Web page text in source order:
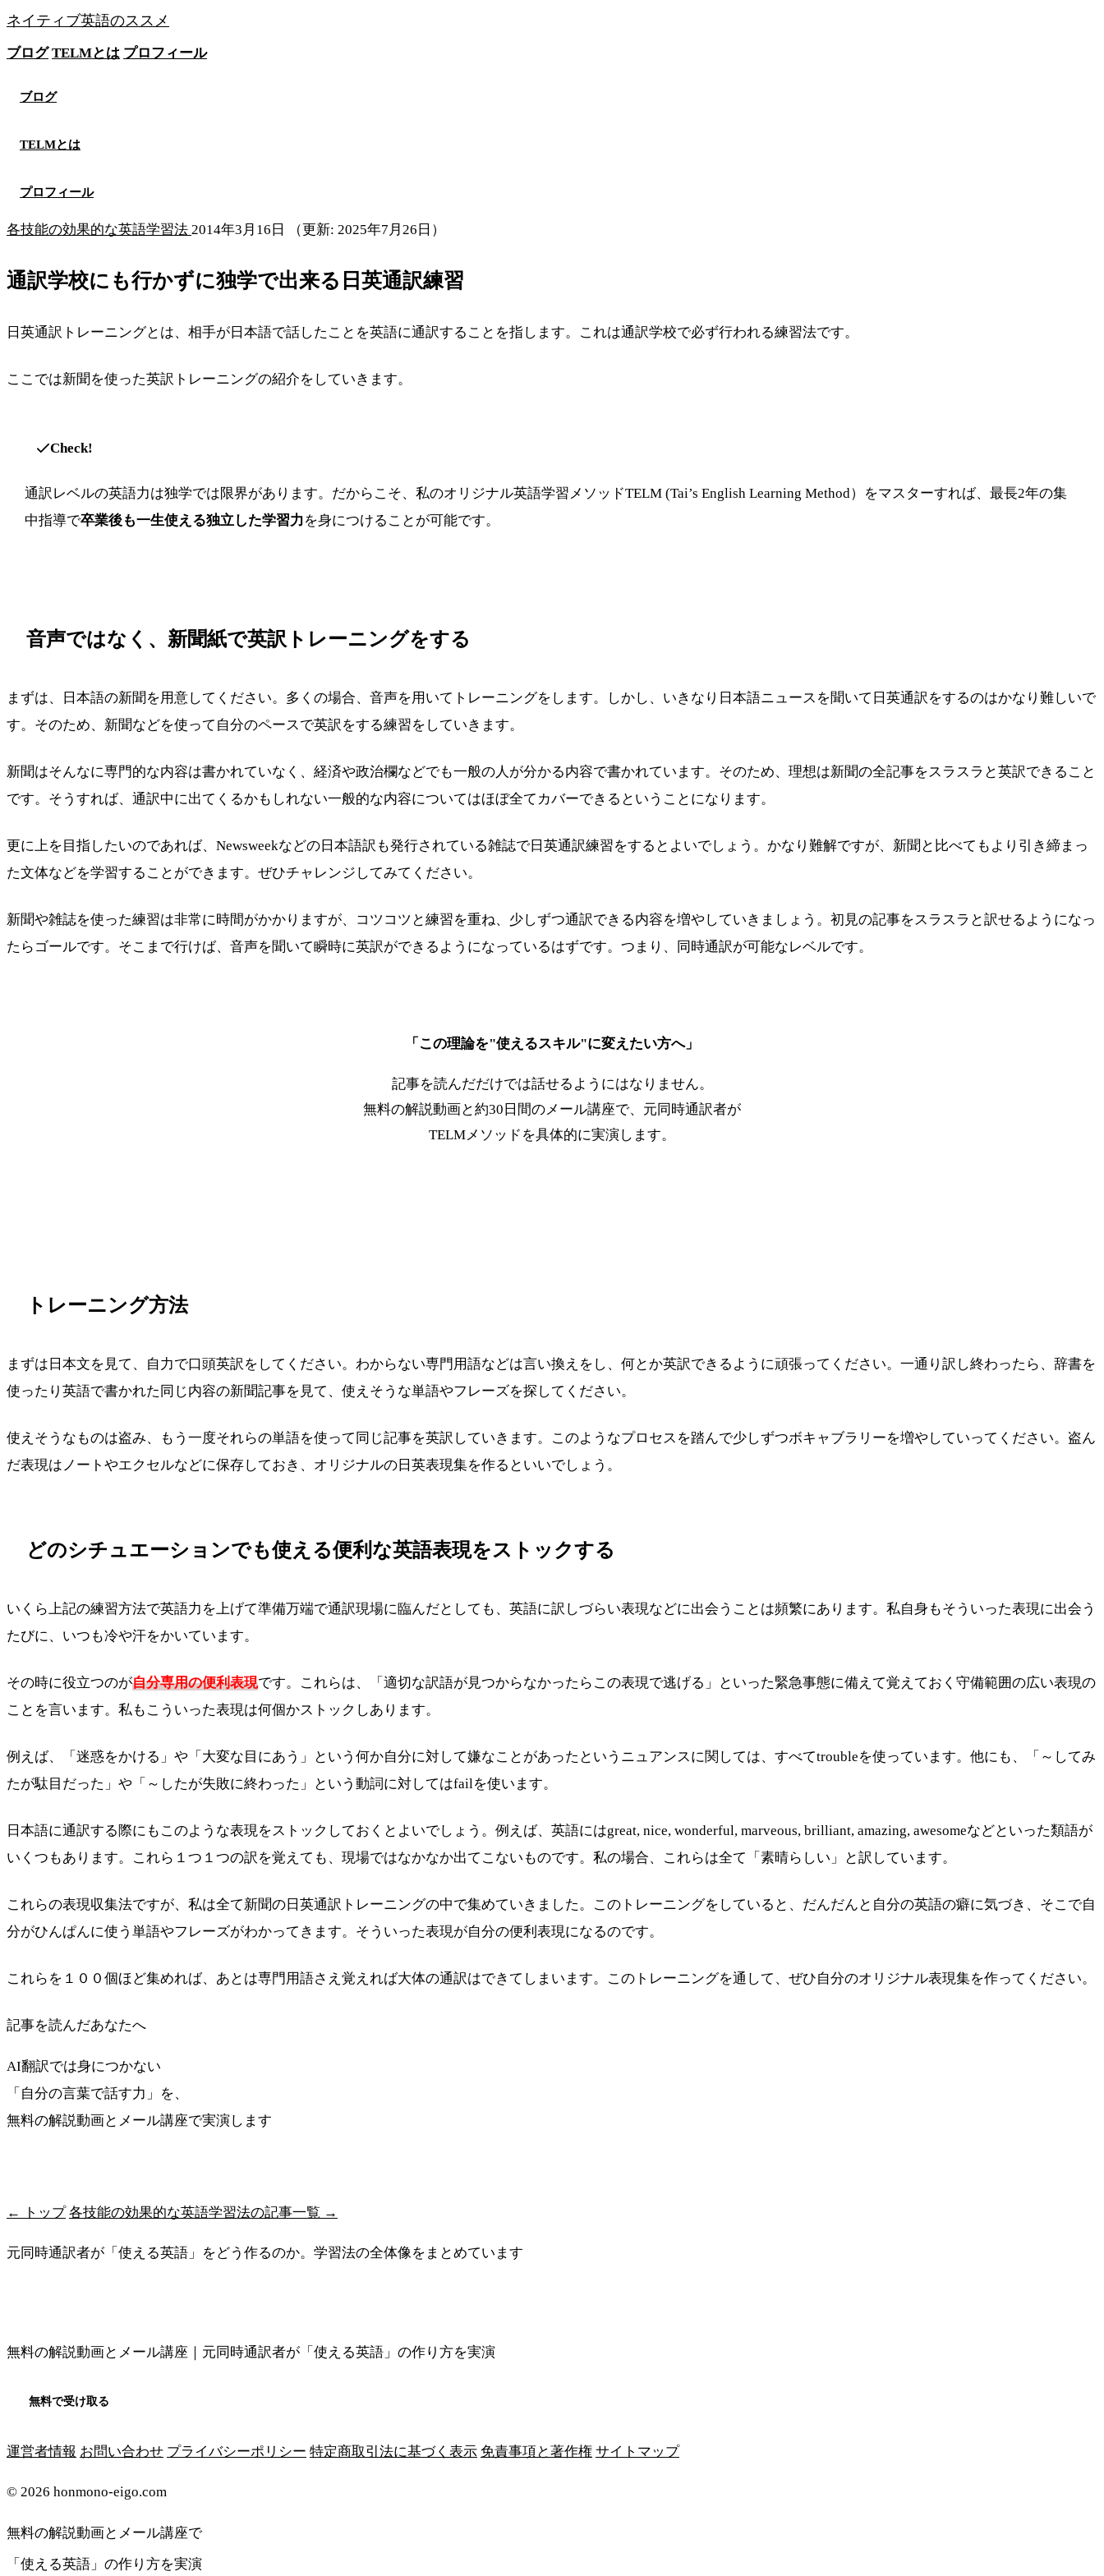
ネイティブ英語のススメ
ブログ TELMとは プロフィール
ブログ
TELMとは
プロフィール
各技能の効果的な英語学習法 2014年3月16日 （更新: 2025年7月26日）
通訳学校にも行かずに独学で出来る日英通訳練習
日英通訳トレーニングとは、相手が日本語で話したことを英語に通訳することを指します。これは通訳学校で必ず行われる練習法です。
ここでは新聞を使った英訳トレーニングの紹介をしていきます。
Check!
通訳レベルの英語力は独学では限界があります。だからこそ、私のオリジナル英語学習メソッドTELM (Tai’s English Learning Method）をマスターすれば、最長2年の集
中指導で卒業後も一生使える独立した学習力を身につけることが可能です。
音声ではなく、新聞紙で英訳トレーニングをする
まずは、日本語の新聞を用意してください。多くの場合、音声を用いてトレーニングをします。しかし、いきなり日本語ニュースを聞いて日英通訳をするのはかなり難しいで
す。そのため、新聞などを使って自分のペースで英訳をする練習をしていきます。
新聞はそんなに専門的な内容は書かれていなく、経済や政治欄などでも一般の人が分かる内容で書かれています。そのため、理想は新聞の全記事をスラスラと英訳できること
です。そうすれば、通訳中に出てくるかもしれない一般的な内容についてはほぼ全てカバーできるということになります。
更に上を目指したいのであれば、Newsweekなどの日本語訳も発行されている雑誌で日英通訳練習をするとよいでしょう。かなり難解ですが、新聞と比べてもより引き締まっ
た文体などを学習することができます。ぜひチャレンジしてみてください。
新聞や雑誌を使った練習は非常に時間がかかりますが、コツコツと練習を重ね、少しずつ通訳できる内容を増やしていきましょう。初見の記事をスラスラと訳せるようになっ
たらゴールです。そこまで行けば、音声を聞いて瞬時に英訳ができるようになっているはずです。つまり、同時通訳が可能なレベルです。
「この理論を"使えるスキル"に変えたい方へ」
記事を読んだだけでは話せるようにはなりません。
無料の解説動画と約30日間のメール講座で、元同時通訳者が
TELMメソッドを具体的に実演します。
トレーニング方法
まずは日本文を見て、自力で口頭英訳をしてください。わからない専門用語などは言い換えをし、何とか英訳できるように頑張ってください。一通り訳し終わったら、辞書を
使ったり英語で書かれた同じ内容の新聞記事を見て、使えそうな単語やフレーズを探してください。
使えそうなものは盗み、もう一度それらの単語を使って同じ記事を英訳していきます。このようなプロセスを踏んで少しずつボキャブラリーを増やしていってください。盗ん
だ表現はノートやエクセルなどに保存しておき、オリジナルの日英表現集を作るといいでしょう。
どのシチュエーションでも使える便利な英語表現をストックする
いくら上記の練習方法で英語力を上げて準備万端で通訳現場に臨んだとしても、英語に訳しづらい表現などに出会うことは頻繁にあります。私自身もそういった表現に出会う
たびに、いつも冷や汗をかいています。
その時に役立つのが自分専用の便利表現です。これらは、「適切な訳語が見つからなかったらこの表現で逃げる」といった緊急事態に備えて覚えておく守備範囲の広い表現の
ことを言います。私もこういった表現は何個かストックしあります。
例えば、「迷惑をかける」や「大変な目にあう」という何か自分に対して嫌なことがあったというニュアンスに関しては、すべてtroubleを使っています。他にも、「～してみ
たが駄目だった」や「～したが失敗に終わった」という動詞に対してはfailを使います。
日本語に通訳する際にもこのような表現をストックしておくとよいでしょう。例えば、英語にはgreat, nice, wonderful, marveous, brilliant, amazing, awesomeなどといった類語が
いくつもあります。これら１つ１つの訳を覚えても、現場ではなかなか出てこないものです。私の場合、これらは全て「素晴らしい」と訳しています。
これらの表現収集法ですが、私は全て新聞の日英通訳トレーニングの中で集めていきました。このトレーニングをしていると、だんだんと自分の英語の癖に気づき、そこで自
分がひんぱんに使う単語やフレーズがわかってきます。そういった表現が自分の便利表現になるのです。
これらを１００個ほど集めれば、あとは専門用語さえ覚えれば大体の通訳はできてしまいます。このトレーニングを通して、ぜひ自分のオリジナル表現集を作ってください。
記事を読んだあなたへ
AI翻訳では身につかない
「自分の言葉で話す力」を、
無料の解説動画とメール講座で実演します
← トップ 各技能の効果的な英語学習法の記事一覧 →
元同時通訳者が「使える英語」をどう作るのか。学習法の全体像をまとめています
無料の解説動画とメール講座｜元同時通訳者が「使える英語」の作り方を実演
無料で受け取る
運営者情報 お問い合わせ プライバシーポリシー 特定商取引法に基づく表示 免責事項と著作権 サイトマップ
© 2026 honmono-eigo.com
無料の解説動画とメール講座で
「使える英語」の作り方を実演